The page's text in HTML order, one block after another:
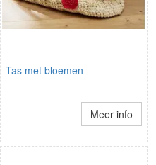
Tas met bloemen
Meer info